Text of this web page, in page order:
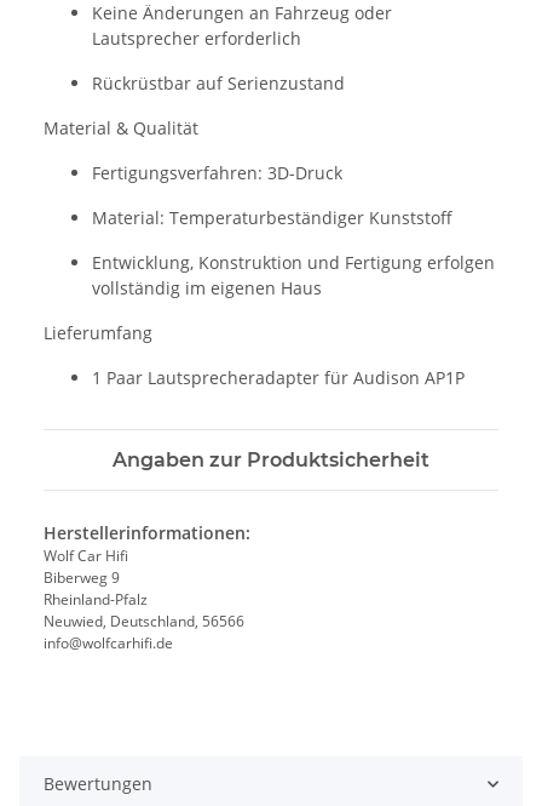
Keine Änderungen an Fahrzeug oder
Lautsprecher erforderlich
Rückrüstbar auf Serienzustand
Material & Qualität
Fertigungsverfahren: 3D-Druck
Material: Temperaturbeständiger Kunststoff
Entwicklung, Konstruktion und Fertigung erfolgen
vollständig im eigenen Haus
Lieferumfang
1 Paar Lautsprecheradapter für Audison AP1P
Angaben zur Produktsicherheit
Herstellerinformationen:
Wolf Car Hifi
Biberweg 9
Rheinland-Pfalz
Neuwied, Deutschland, 56566
info@wolfcarhifi.de
Bewertungen